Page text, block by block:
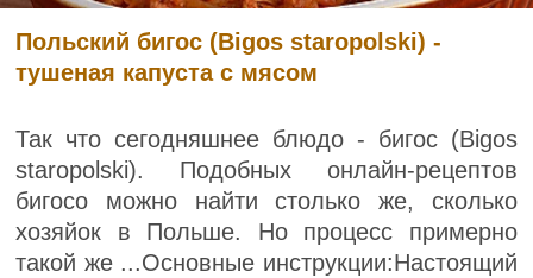
Польский бигос (Bigos staropolski) -
тушеная капуста с мясом
Так что сегодняшнее блюдо - бигос (Bigos
staropolski). Подобных онлайн-рецептов
бигосо можно найти столько же, сколько
хозяйок в Польше. Но процесс примерно
такой же ...Основные инструкции:Настоящий